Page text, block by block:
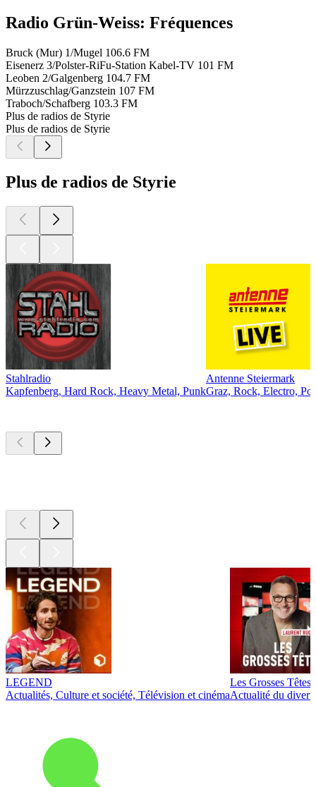
Radio Grün-Weiss: Fréquences
Bruck (Mur) 1/Mugel 106.6 FM
Eisenerz 3/Polster-RiFu-Station Kabel-TV 101 FM
Leoben 2/Galgenberg 104.7 FM
Mürzzuschlag/Ganzstein 107 FM
Traboch/Schafberg 103.3 FM
Plus de radios de Styrie
Plus de radios de Styrie
Plus de radios de Styrie
Stahlradio
Kapfenberg, Hard Rock, Heavy Metal, Punk
Antenne Steiermark
Graz, Rock, Electro,
LEGEND
Actualités, Culture et société, Télévision et cinéma
Les Grosses Têtes
Actualité du